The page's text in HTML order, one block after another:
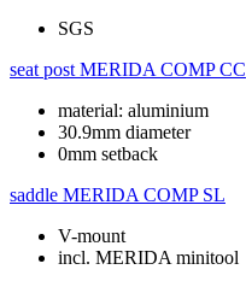
SGS
seat post MERIDA COMP CC
material: aluminium
30.9mm diameter
0mm setback
saddle MERIDA COMP SL
V-mount
incl. MERIDA minitool